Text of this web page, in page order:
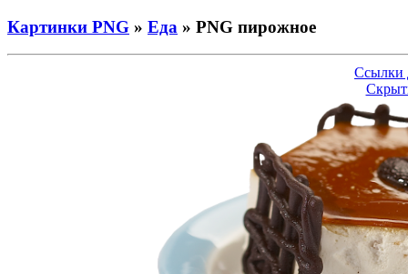
Картинки PNG » Еда » PNG пирожное
Ссылки